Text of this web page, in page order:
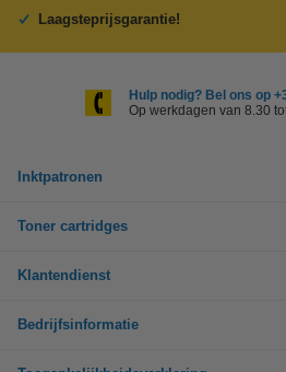
Laagsteprijsgarantie!
Hulp nodig? Bel ons op
Op werkdagen van 8.30
Inktpatronen
Toner cartridges
Klantendienst
Bedrijfsinformatie